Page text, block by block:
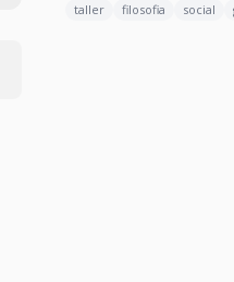
taller filosofia social